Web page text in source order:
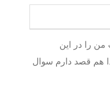
من را در این
هم قصد دارم سوال